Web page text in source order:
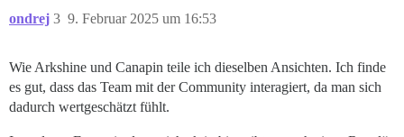
ondrej 9. Februar 2025 um 16:53
3
Wie Arkshine und Canapin teile ich dieselben Ansichten. Ich finde
es gut, dass das Team mit der Community interagiert, da man sich
dadurch wertgeschätzt fühlt.